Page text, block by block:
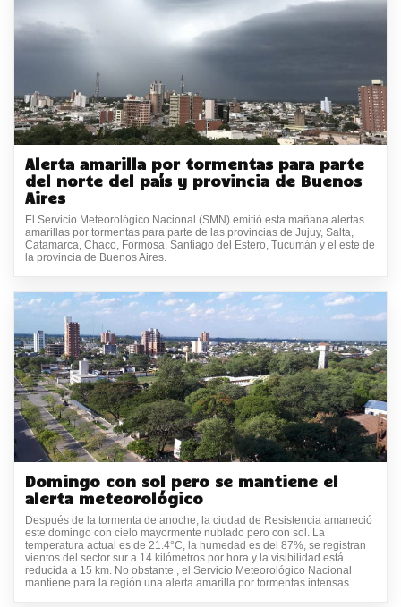
Alerta amarilla por tormentas para parte
del norte del país y provincia de Buenos
Aires
El Servicio Meteorológico Nacional (SMN) emitió esta mañana alertas
amarillas por tormentas para parte de las provincias de Jujuy, Salta,
Catamarca, Chaco, Formosa, Santiago del Estero, Tucumán y el este de
la provincia de Buenos Aires.
Domingo con sol pero se mantiene el
alerta meteorológico
Después de la tormenta de anoche, la ciudad de Resistencia amaneció
este domingo con cielo mayormente nublado pero con sol. La
temperatura actual es de 21.4°C, la humedad es del 87%, se registran
vientos del sector sur a 14 kilómetros por hora y la visibilidad está
reducida a 15 km. No obstante , el Servicio Meteorológico Nacional
mantiene para la región una alerta amarilla por tormentas intensas.